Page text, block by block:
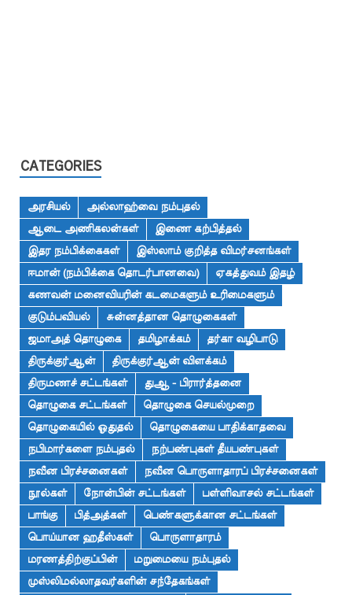
CATEGORIES
அரசியல்
அல்லாஹ்வை நம்புதல்
ஆடை அணிகலன்கள்
இணை கற்பித்தல்
இதர நம்பிக்கைகள்
இஸ்லாம் குறித்த விமர்சனங்கள்
ஈமான் (நம்பிக்கை தொடர்பானவை)
ஏகத்துவம் இதழ்
கணவன் மனைவியரின் கடமைகளும் உரிமைகளும்
குடும்பவியல்
சுன்னத்தான தொழுகைகள்
ஜமாஅத் தொழுகை
தமிழாக்கம்
தர்கா வழிபாடு
திருக்குர்ஆன்
திருக்குர்ஆன் விளக்கம்
திருமணச் சட்டங்கள்
துஆ - பிரார்த்தனை
தொழுகை சட்டங்கள்
தொழுகை செயல்முறை
தொழுகையில் ஓதுதல்
தொழுகையை பாதிக்காதவை
நபிமார்களை நம்புதல்
நற்பண்புகள் தீயபண்புகள்
நவீன பிரச்சனைகள்
நவீன பொருளாதாரப் பிரச்சனைகள்
நூல்கள்
நோன்பின் சட்டங்கள்
பள்ளிவாசல் சட்டங்கள்
பாங்கு
பித்அத்கள்
பெண்களுக்கான சட்டங்கள்
பொய்யான ஹதீஸ்கள்
பொருளாதாரம்
மரணத்திற்குப்பின்
மறுமையை நம்புதல்
முஸ்லிமல்லாதவர்களின் சந்தேகங்கள்